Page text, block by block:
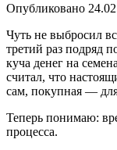
Опубликовано
Чуть не выбросил
третий раз подряд
куча денег на
считал, что
сам, покупная —
Теперь понимаю:
процесса.